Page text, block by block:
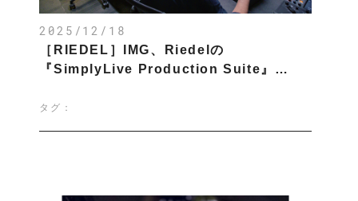
2025/12/18
［RIEDEL］IMG、Riedelの
『SimplyLive Production Suite』…
タグ：